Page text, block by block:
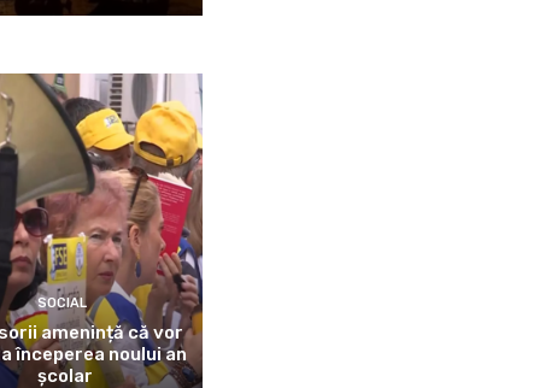
SOCIAL
amenință că vor
începerea noului an
școlar